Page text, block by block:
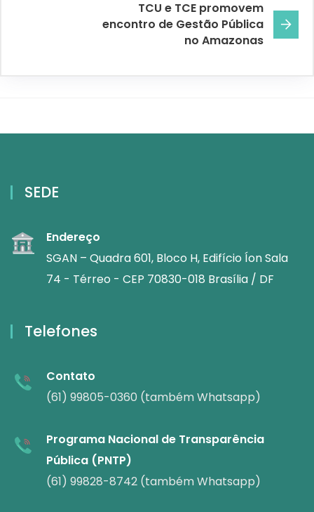
TCU e TCE promovem
encontro de Gestão Pública
no Amazonas
SEDE
Endereço
SGAN – Quadra 601, Bloco H, Edifício Íon Sala
74 - Térreo - CEP 70830-018 Brasília / DF
Telefones
Contato
(61) 99805-0360 (também Whatsapp)
Programa Nacional de Transparência
Pública (PNTP)
(61) 99828-8742 (também Whatsapp)